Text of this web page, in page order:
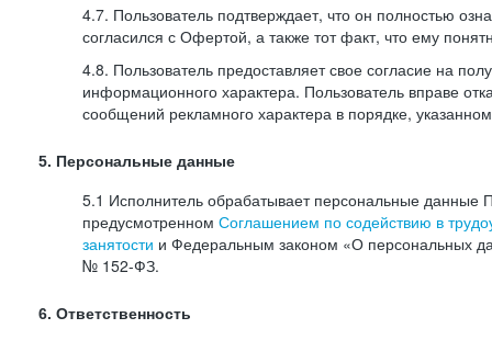
4.7. Пользователь подтверждает, что он полностью
согласился с Офертой, а также тот факт, что ему
4.8. Пользователь предоставляет свое согласие на
информационного характера. Пользователь вправе
сообщений рекламного характера в порядке,
5. Персональные данные
5.1 Исполнитель обрабатывает персональные данные
предусмотренном Соглашением по содействию в
занятости и Федеральным законом «О персональных
№ 152-ФЗ.
6. Ответственность